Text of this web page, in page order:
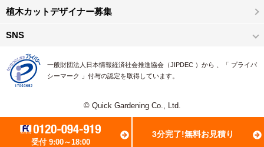
受付 9:00～18:00
3分完了!無料お見積り
植木カットデザイナー募集
SNS
一般財団法人日本情報経済社会推進協会（JIPDEC ）から 、「 プライバ
シーマーク 」付与の認定を取得しています。
© Quick Gardening Co., Ltd.